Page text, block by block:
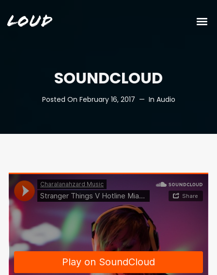
Loud
SOUNDCLOUD
Posted On February 16, 2017 In Audio